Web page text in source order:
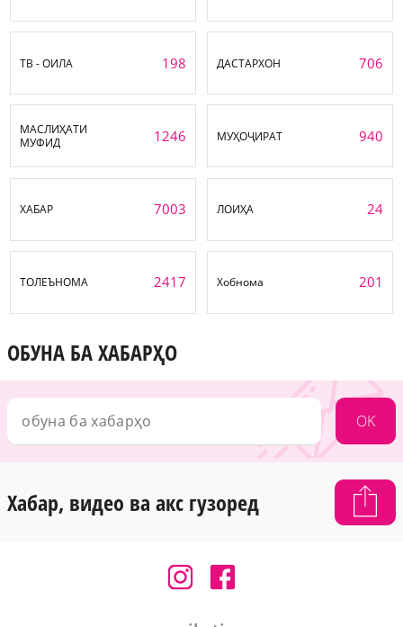
ТВ - ОИЛА 198 ДАСТАРХОН 706
МАСЛИҲАТИ
МУФИД
1246 МУҲОҶИРАТ 940
ХАБАР 7003 ЛОИҲА 24
ТОЛЕЪНОМА 2417 Хобнома 201
ОБУНА БА ХАБАРҲО
OK
Хабар, видео ва акс гузоред